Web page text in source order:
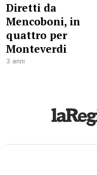
Diretti da
Mencoboni, in
quattro per
Monteverdi
3 anni